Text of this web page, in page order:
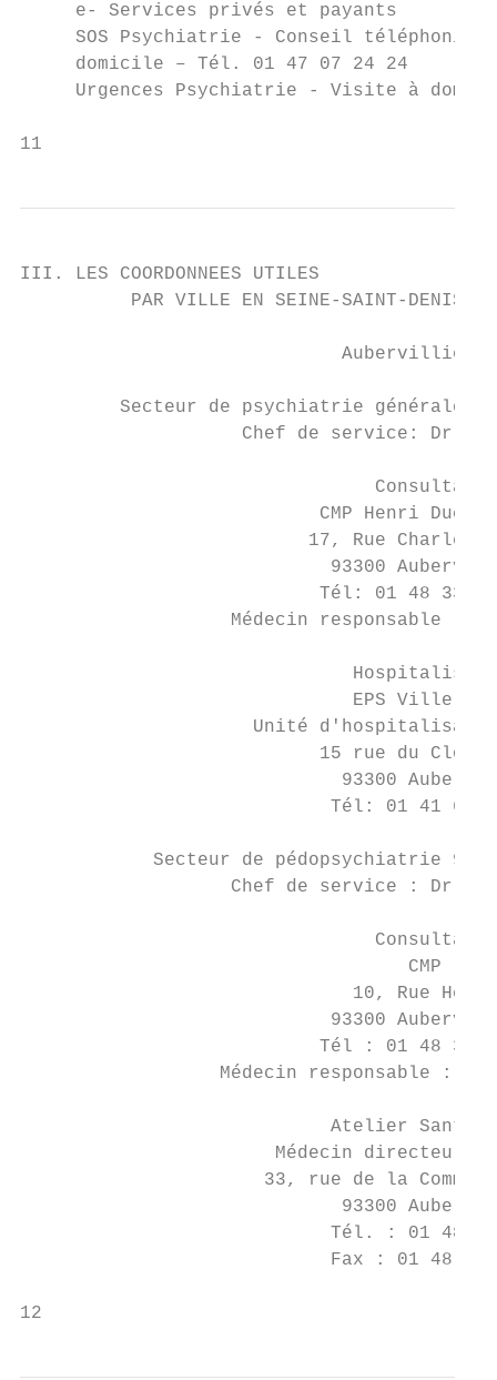
     e- Services privés et payants
SOS Psychiatrie - Conseil
     domicile – Tél. 01 47 07 24 24
Urgences Psychiatrie - Visite à
11
III. LES COORDONNEES UTILES
          PAR VILLE EN SEINE-SAINT-DENIS
                             Aubervilliers
Secteur de psychiatrie générale:
Chef de service: Dr
CMP Henri
17, Rue Charles
93300
Tél: 01 48 33
Médecin responsable :
EPS Ville-
Unité
15 rue du Clos
93300
Tél: 01 41 61
Secteur de pédopsychiatrie
Chef de service : Dr
                                   CMP
                              10, Rue Hémet
93300
Tél : 01 48 39
Médecin responsable : Dr
Atelier Santé
Médecin directeur :
33, rue de la
93300
Tél. : 01 48
Fax : 01 48 39
12